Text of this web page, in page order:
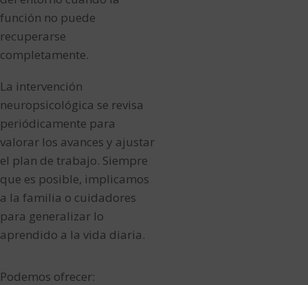
función no puede
recuperarse
completamente.
La intervención
neuropsicológica se revisa
periódicamente para
valorar los avances y ajustar
el plan de trabajo. Siempre
que es posible, implicamos
a la familia o cuidadores
para generalizar lo
aprendido a la vida diaria.
Podemos ofrecer: